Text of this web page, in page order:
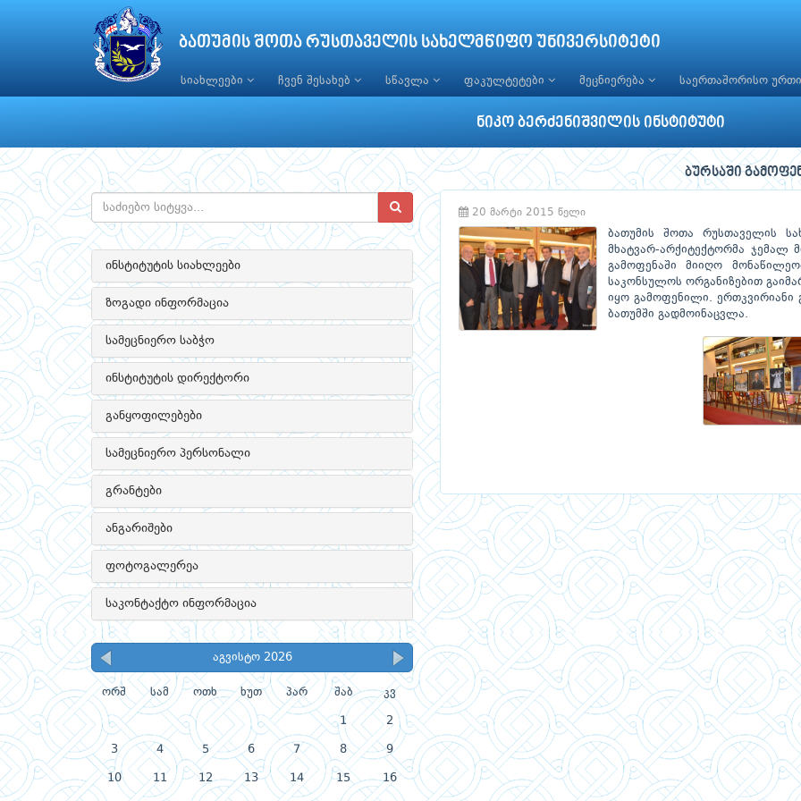
ბათუმის შოთა რუსთაველის სახელმწიფო უნივერსიტეტი
სიახლეები ჩვენ შესახებ სწავლა ფაკულტეტები მეცნიერება საერთაშორისო
ნიკო ბერძენიშვილის ინსტიტუტი
ინსტიტუტის სიახლეები
ზოგადი ინფორმაცია
სამეცნიერო საბჭო
ინსტიტუტის დირექტორი
განყოფილებები
სამეცნიერო პერსონალი
გრანტები
ანგარიშები
ფოტოგალერეა
საკონტაქტო ინფორმაცია
აგვისტო 2026
ორშ სამ ოთხ ხუთ პარ შაბ კვ
1 2
3 4 5 6 7 8 9
10 11 12 13 14 15 16
ბურსაში
20 მარტი 2015 წელი
ბათუმის შოთა რუსთაველის
მხატვარ-არქიტექტორმა
გამოფენაში მიიღო
საკონსულოს ორგანიზებით
იყო გამოფენილი. ერთკვირიანი
ბათუმში გადმოინაცვლა.